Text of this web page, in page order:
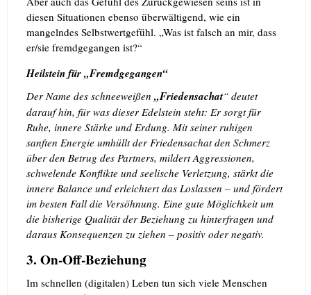
diesen Situationen ebenso überwältigend, wie ein
mangelndes Selbstwertgefühl. „Was ist falsch an mir, dass
er/sie fremdgegangen ist?“
Heilstein für „Fremdgegangen“
Der Name des schneeweißen „Friedensachat“ deutet
darauf hin, für was dieser Edelstein steht: Er sorgt für
Ruhe, innere Stärke und Erdung. Mit seiner ruhigen
sanften Energie umhüllt der Friedensachat den Schmerz
über den Betrug des Partners, mildert Aggressionen,
schwelende Konflikte und seelische Verletzung, stärkt die
innere Balance und erleichtert das Loslassen – und fördert
im besten Fall die Versöhnung. Eine gute Möglichkeit um
die bisherige Qualität der Beziehung zu hinterfragen und
daraus Konsequenzen zu ziehen – positiv oder negativ.
3. On-Off-Beziehung
Im schnellen (digitalen) Leben tun sich viele Menschen